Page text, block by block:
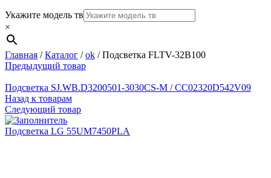
Укажите модель тв
×
Главная /Каталог /ok /Подсветка FLTV-32B100
Предыдущий товар
Подсветка SJ.WB.D3200501-3030CS-M / CC02320D542V09
Назад к товарам
Следующий товар
Подсветка LG 55UM7450PLA